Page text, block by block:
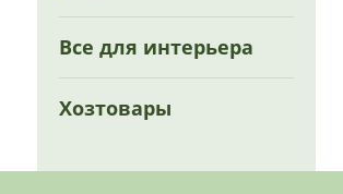
Все для интерьера
Хозтовары